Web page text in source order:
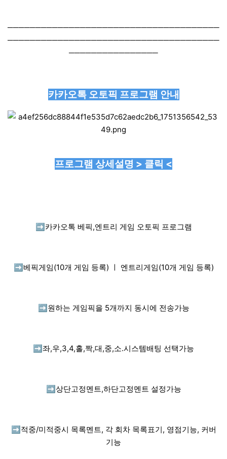
──────────────────────────────────────
──────────────────────────────────────
────────────────
카카오톡 오토픽 프로그램 안내
프로그램 상세설명 > 클릭 <
➡️ 카카오톡 베픽,엔트리 게임 오토픽 프로그램
➡️ 베픽게임(10개 게임 등록) ㅣ 엔트리게임(10개 게임 등록)
➡️ 원하는 게임픽을 5개까지 동시에 전송가능
➡️ 좌,우,3,4,홀,짝,대,중,소.시스템배팅 선택가능
➡️ 상단고정멘트,하단고정멘트 설정가능
➡️ 적중/미적중시 목록멘트, 각 회차 목록표기, 영점기능, 커버
기능